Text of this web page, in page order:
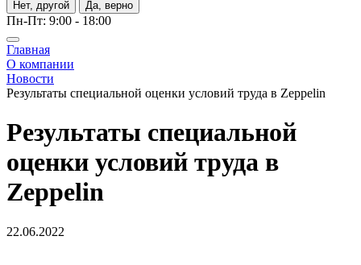
Нет, другой Да, верно
Пн-Пт: 9:00 - 18:00
Главная
О компании
Новости
Результаты специальной оценки условий труда в Zeppelin
Результаты специальной
оценки условий труда в
Zeppelin
22.06.2022